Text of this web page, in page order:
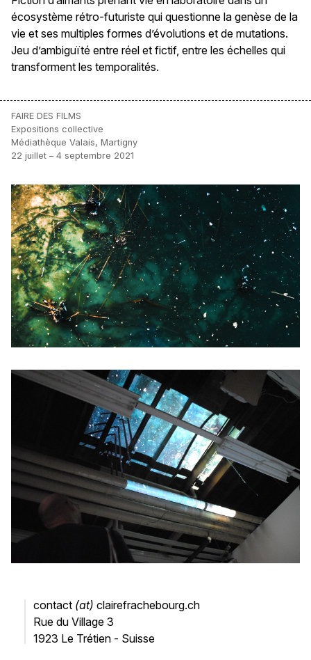
écosystème rétro-futuriste qui questionne la genèse de la
vie et ses multiples formes d’évolutions et de mutations.
Jeu d’ambiguïté entre réel et fictif, entre les échelles qui
transforment les temporalités.
FAIRE DES FILMS
Expositions collective
Médiathèque Valais, Martigny
22 juillet – 4 septembre 2021
contact (at) clairefrachebourg.ch
Rue du Village 3
1923 Le Trétien - Suisse